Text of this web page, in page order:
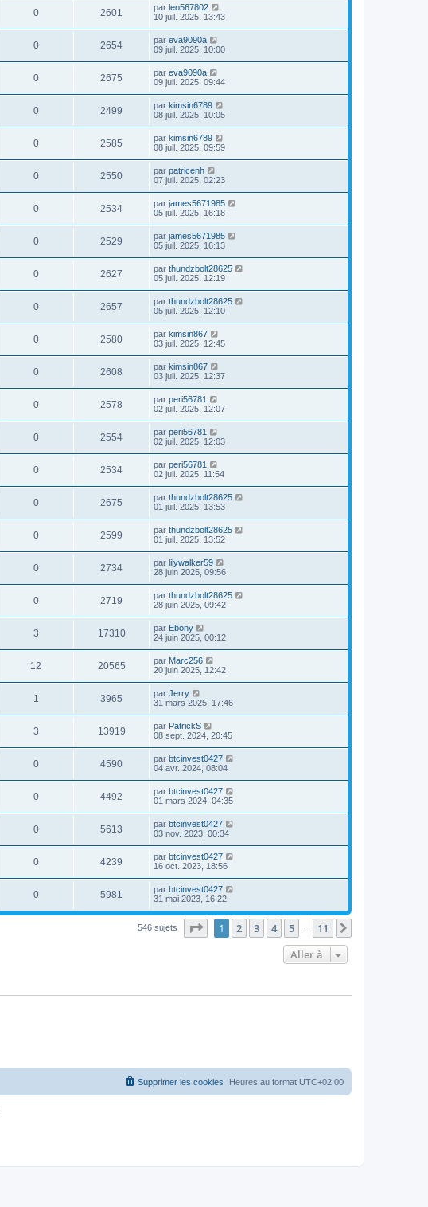
0 2601 par leo567802
10 juil. 2025, 13:43
0 2654 par eva9090a
09 juil. 2025, 10:00
0 2675 par eva9090a
09 juil. 2025, 09:44
0 2499 par kimsin6789
08 juil. 2025, 10:05
0 2585 par kimsin6789
08 juil. 2025, 09:59
0 2550 par patricenh
07 juil. 2025, 02:23
0 2534 par james5671985
05 juil. 2025, 16:18
0 2529 par james5671985
05 juil. 2025, 16:13
0 2627 par thundzbolt28625
05 juil. 2025, 12:19
0 2657 par thundzbolt28625
05 juil. 2025, 12:10
0 2580 par kimsin867
03 juil. 2025, 12:45
0 2608 par kimsin867
03 juil. 2025, 12:37
0 2578 par peri56781
02 juil. 2025, 12:07
0 2554 par peri56781
02 juil. 2025, 12:03
0 2534 par peri56781
02 juil. 2025, 11:54
0 2675 par thundzbolt28625
01 juil. 2025, 13:53
0 2599 par thundzbolt28625
01 juil. 2025, 13:52
0 2734 par lilywalker59
28 juin 2025, 09:56
0 2719 par thundzbolt28625
28 juin 2025, 09:42
3 17310 par Ebony
24 juin 2025, 00:12
12 20565 par Marc256
20 juin 2025, 12:42
1 3965 par Jerry
31 mars 2025, 17:46
3 13919 par PatrickS
08 sept. 2024, 20:45
0 4590 par btcinvest0427
04 avr. 2024, 08:04
0 4492 par btcinvest0427
01 mars 2024, 04:35
0 5613 par btcinvest0427
03 nov. 2023, 00:34
0 4239 par btcinvest0427
16 oct. 2023, 18:56
0 5981 par btcinvest0427
31 mai 2023, 16:22
546 sujets Page sur11
1 2 3 4 5 11
Aller à
Heures au format UTC+02:00
Supprimer les cookies